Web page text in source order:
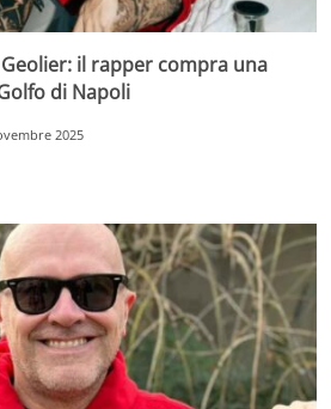
il rapper compra una
di Napoli
2025